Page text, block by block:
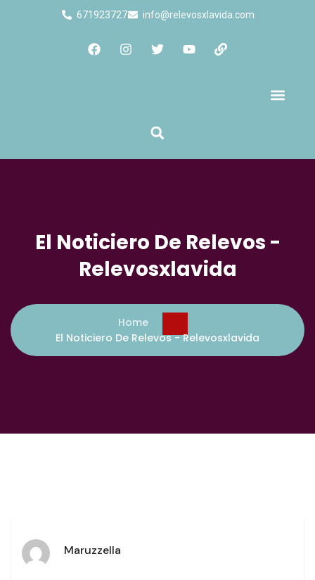
671923727 info@relevosxlavida.com
El Noticiero De Relevos -
Relevosxlavida
Home
El Noticiero De Relevos - Relevosxlavida
Maruzzella